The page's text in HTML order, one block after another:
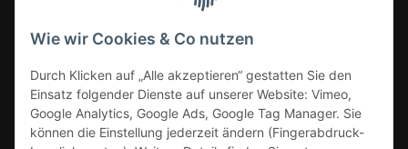
Wie wir Cookies & Co nutzen
Durch Klicken auf „Alle akzeptieren“ gestatten Sie den
Einsatz folgender Dienste auf unserer Website: Vimeo,
Google Analytics, Google Ads, Google Tag Manager. Sie
können die Einstellung jederzeit ändern (Fingerabdruck-